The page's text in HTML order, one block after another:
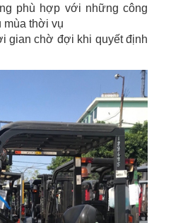
phù hợp với những công
mùa thời vụ
gian chờ đợi khi quyết định